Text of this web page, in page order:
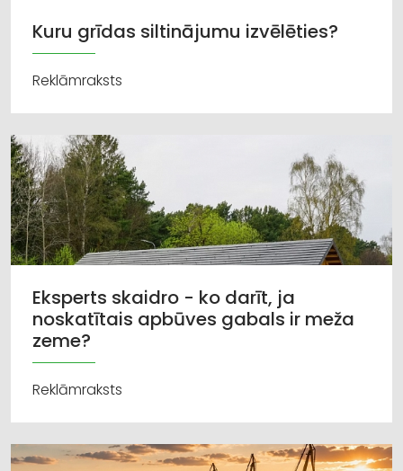
Kuru grīdas siltinājumu izvēlēties?
Reklāmraksts
Eksperts skaidro - ko darīt, ja
noskatītais apbūves gabals ir meža
zeme?
Reklāmraksts